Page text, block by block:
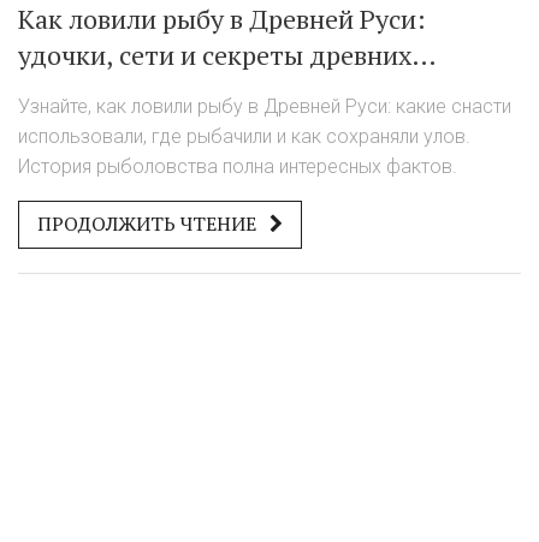
Как ловили рыбу в Древней Руси:
удочки, сети и секреты древних
рыболовов
Узнайте, как ловили рыбу в Древней Руси: какие снасти
использовали, где рыбачили и как сохраняли улов.
История рыболовства полна интересных фактов.
ПРОДОЛЖИТЬ ЧТЕНИЕ